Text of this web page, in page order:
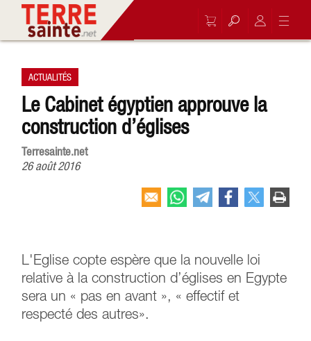
ACTUALITÉS
Le Cabinet égyptien approuve la
construction d’églises
Terresainte.net
26 août 2016
L'Eglise copte espère que la nouvelle loi
relative à la construction d’églises en Egypte
sera un « pas en avant », « effectif et
respecté des autres».